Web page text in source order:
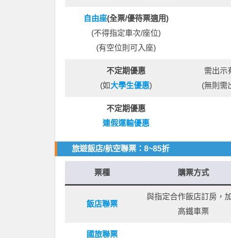
自由座(全票/優待票適用)
(不得指定車次/座位)
(有空位則可入座)
不定期優惠
(如大學生優惠)
需出示
(無則需
不定期優惠
連假運輸優惠
旅遊飯店/航空聯票：8~85折
票種 購票方式
飯店聯票
與指定合作飯店訂房，
高鐵車票
國旅聯票